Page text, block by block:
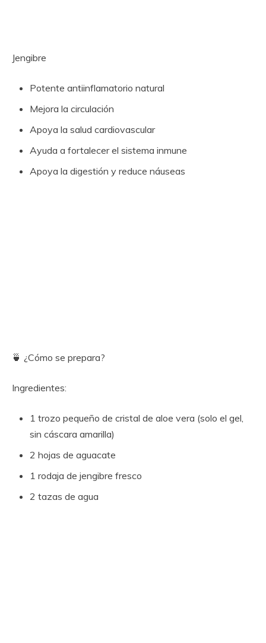
Jengibre
Potente antiinflamatorio natural
Mejora la circulación
Apoya la salud cardiovascular
Ayuda a fortalecer el sistema inmune
Apoya la digestión y reduce náuseas
🍵 ¿Cómo se prepara?
Ingredientes:
1 trozo pequeño de cristal de aloe vera (solo el gel,
sin cáscara amarilla)
2 hojas de aguacate
1 rodaja de jengibre fresco
2 tazas de agua